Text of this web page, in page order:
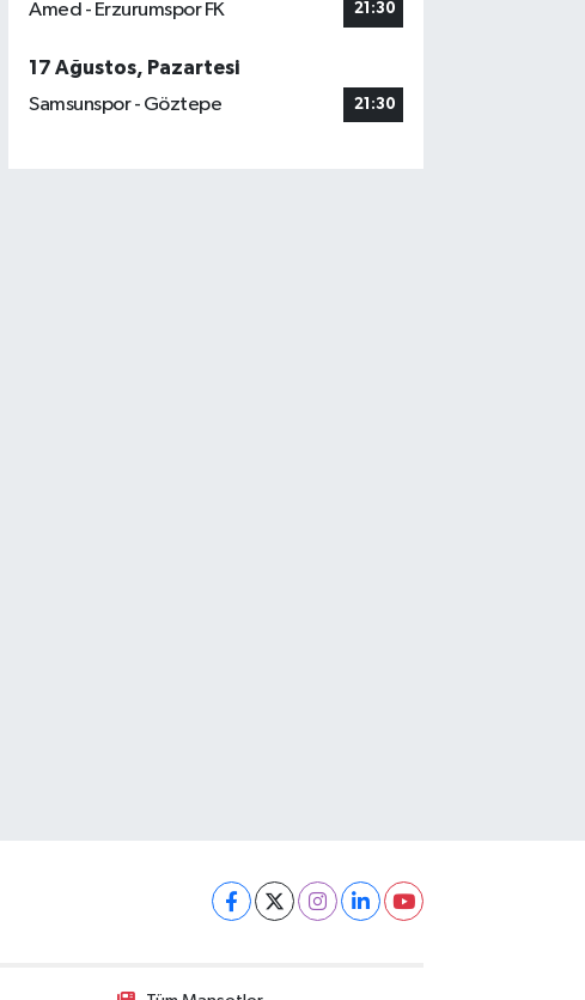
Amed - Erzurumspor FK 21:30
17 Ağustos, Pazartesi
Samsunspor - Göztepe
21:30